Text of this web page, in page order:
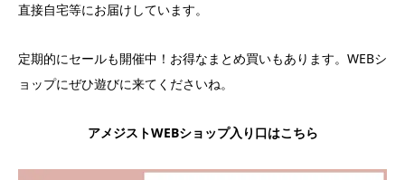
直接自宅等にお届けしています。
定期的にセールも開催中！お得なまとめ買いもあります。WEBシ
ョップにぜひ遊びに来てくださいね。
アメジストWEBショップ入り口はこちら